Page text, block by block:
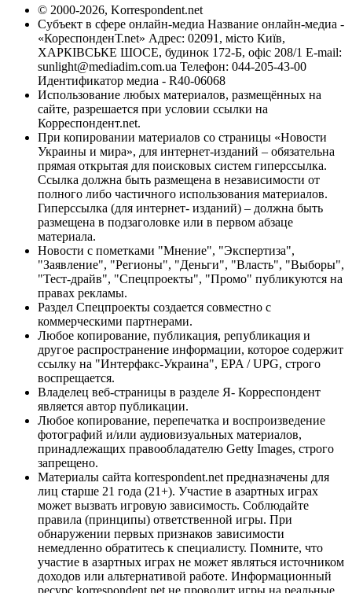
© 2000-2026, Korrespondent.net
Субъект в сфере онлайн-медиа Название онлайн-медиа -
«КореспонденТ.net» Адрес: 02091, місто Київ,
ХАРКІВСЬКЕ ШОСЕ, будинок 172-Б, офіс 208/1 E-mail:
sunlight@mediadim.com.ua Телефон: 044-205-43-00
Идентификатор медиа - R40-06068
Использование любых материалов, размещённых на
сайте, разрешается при условии ссылки на
Корреспондент.net.
При копировании материалов со страницы «Новости
Украины и мира», для интернет-изданий – обязательна
прямая открытая для поисковых систем гиперссылка.
Ссылка должна быть размещена в независимости от
полного либо частичного использования материалов.
Гиперссылка (для интернет- изданий) – должна быть
размещена в подзаголовке или в первом абзаце
материала.
Новости с пометками "Мнение", "Экспертиза",
"Заявление", "Регионы", "Деньги", "Власть", "Выборы",
"Тест-драйв", "Спецпроекты", "Промо" публикуются на
правах рекламы.
Раздел Спецпроекты создается совместно с
коммерческими партнерами.
Любое копирование, публикация, републикация и
другое распространение информации, которое содержит
ссылку на "Интерфакс-Украина", EPA / UPG, строго
воспрещается.
Владелец веб-страницы в разделе Я- Корреспондент
является автор публикации.
Любое копирование, перепечатка и воспроизведение
фотографий и/или аудиовизуальных материалов,
принадлежащих правообладателю Getty Images, строго
запрещено.
Материалы сайта korrespondent.net предназначены для
лиц старше 21 года (21+). Участие в азартных играх
может вызвать игровую зависимость. Соблюдайте
правила (принципы) ответственной игры. При
обнаружении первых признаков зависимости
немедленно обратитесь к специалисту. Помните, что
участие в азартных играх не может являться источником
доходов или альтернативой работе. Информационный
ресурс korrespondent.net не проводит игры на реальные